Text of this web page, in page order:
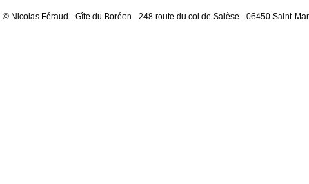
© Nicolas Féraud - Gîte du Boréon - 248 route du col de Salèse - 06450 Saint-